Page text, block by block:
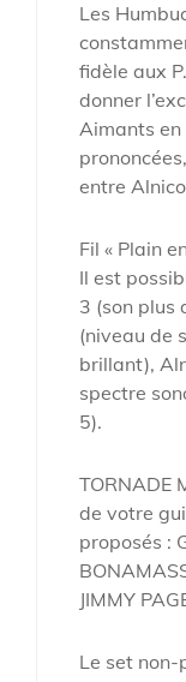
Les
fidèle aux
donner
Aimants en
entre
Fil « Plain
Il est
3 (son plus
(niveau de
brillant),
spectre
5).
TORNADE
de votre
proposés :
JIMMY
Le set